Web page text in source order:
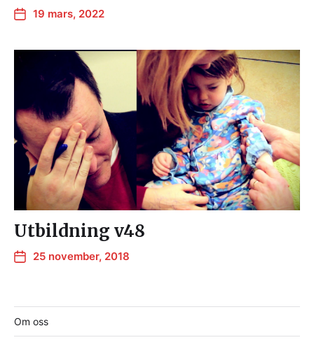
19 mars, 2022
Utbildning v48
25 november, 2018
Om oss